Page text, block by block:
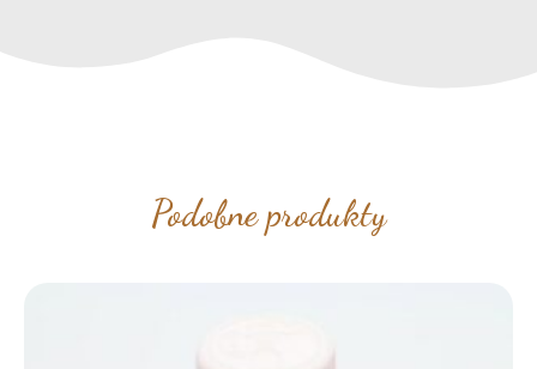
Podobne produkty